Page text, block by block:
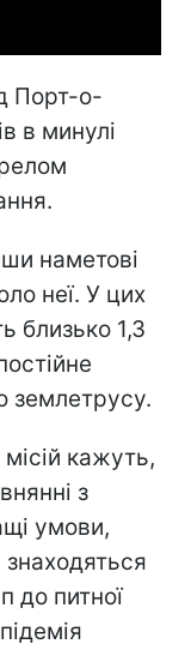
Порт-о-
в минулі
наметові
неї. У цих
близько 1,3
землетрусу.
кажуть,
з
умови,
знаходяться
до питної